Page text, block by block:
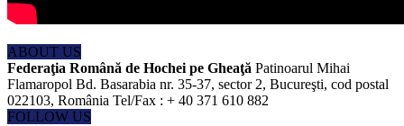
ABOUT US
Federaţia Română de Hochei pe Gheaţă Patinoarul Mihai
Flamaropol Bd. Basarabia nr. 35-37, sector 2, Bucureşti, cod postal
022103, România Tel/Fax : + 40 371 610 882
FOLLOW US